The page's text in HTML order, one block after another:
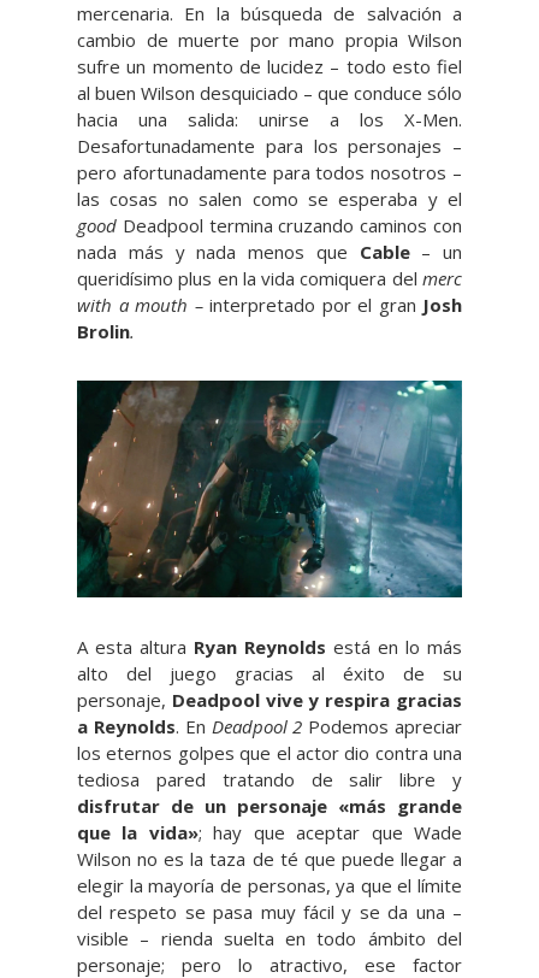
mercenaria. En la búsqueda de salvación a
cambio de muerte por mano propia Wilson
sufre un momento de lucidez – todo esto fiel
al buen Wilson desquiciado – que conduce sólo
hacia una salida: unirse a los X-Men.
Desafortunadamente para los personajes –
pero afortunadamente para todos nosotros –
las cosas no salen como se esperaba y el
good Deadpool termina cruzando caminos con
nada más y nada menos que Cable– un
queridísimo plus en la vida comiquera del merc
with a mouth –interpretado por el gran Josh
Brolin.
A esta altura Ryan Reynolds está en lo más
alto del juego gracias al éxito de su
personaje, Deadpool vive y respira gracias
a Reynolds. En Deadpool 2 Podemos apreciar
los eternos golpes que el actor dio contra una
tediosa pared tratando de salir libre y
disfrutar de un personaje «más grande
que la vida»; hay que aceptar que Wade
Wilson no es la taza de té que puede llegar a
elegir la mayoría de personas, ya que el límite
del respeto se pasa muy fácil y se da una –
visible – rienda suelta en todo ámbito del
personaje; pero lo atractivo, ese factor